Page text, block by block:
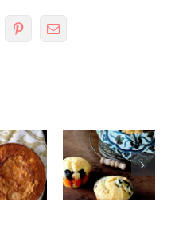
PinterestCorreo
electrónico
de mató y
arándanos
con